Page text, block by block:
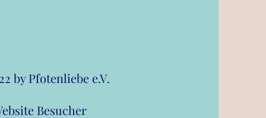
by Pfotenliebe e.V.
Besucher